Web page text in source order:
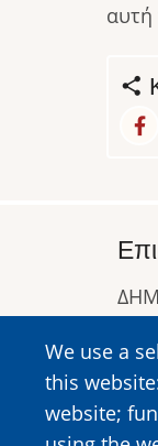
αυτή
We use a
this
website;
Τηλ: